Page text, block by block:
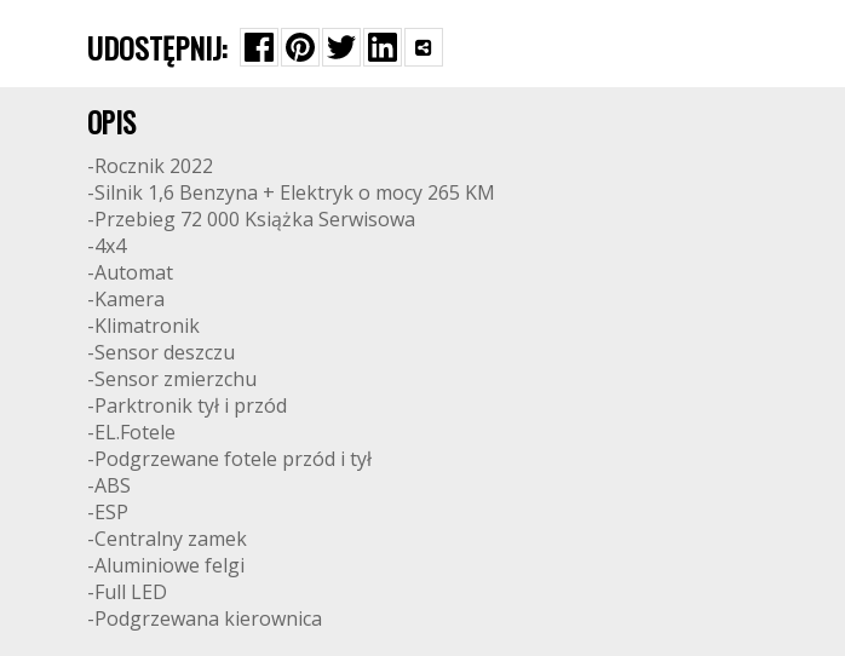
UDOSTĘPNIJ:
OPIS
-Rocznik 2022
-Silnik 1,6 Benzyna + Elektryk o mocy 265 KM
-Przebieg 72 000 Książka Serwisowa
-4x4
-Automat
-Kamera
-Klimatronik
-Sensor deszczu
-Sensor zmierzchu
-Parktronik tył i przód
-EL.Fotele
-Podgrzewane fotele przód i tył
-ABS
-ESP
-Centralny zamek
-Aluminiowe felgi
-Full LED
-Podgrzewana kierownica